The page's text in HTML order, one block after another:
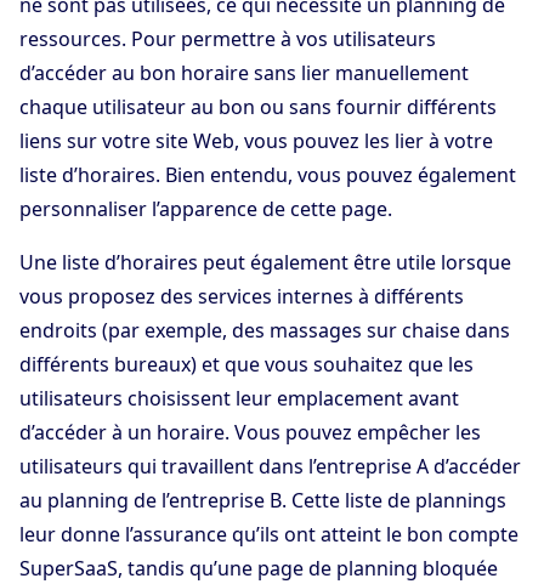
ressources. Pour permettre à vos utilisateurs
d’accéder au bon horaire sans lier manuellement
chaque utilisateur au bon ou sans fournir différents
liens sur votre site Web, vous pouvez les lier à votre
liste d’horaires. Bien entendu, vous pouvez également
personnaliser l’apparence de cette page.
Une liste d’horaires peut également être utile lorsque
vous proposez des services internes à différents
endroits (par exemple, des massages sur chaise dans
différents bureaux) et que vous souhaitez que les
utilisateurs choisissent leur emplacement avant
d’accéder à un horaire. Vous pouvez empêcher les
utilisateurs qui travaillent dans l’entreprise A d’accéder
au planning de l’entreprise B. Cette liste de plannings
leur donne l’assurance qu’ils ont atteint le bon compte
SuperSaaS, tandis qu’une page de planning bloquée